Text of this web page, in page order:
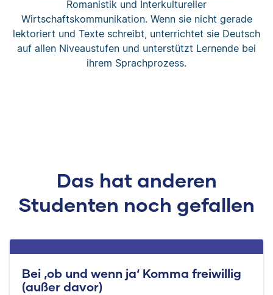
Romanistik und Interkultureller
Wirtschaftskommunikation. Wenn sie nicht gerade
lektoriert und Texte schreibt, unterrichtet sie Deutsch
auf allen Niveaustufen und unterstützt Lernende bei
ihrem Sprachprozess.
Das hat anderen
Studenten noch gefallen
Bei ‚ob und wenn ja‘ Komma freiwillig
(außer davor)